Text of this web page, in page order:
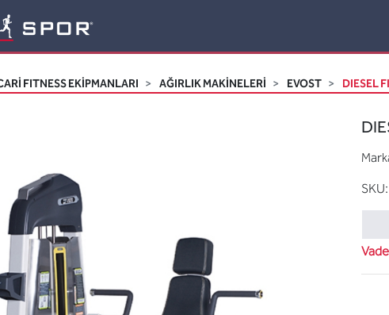
FITNESS EKİPMANLARI AĞIRLIK MAKİNELERİ EVOST DIESEL
SKU: